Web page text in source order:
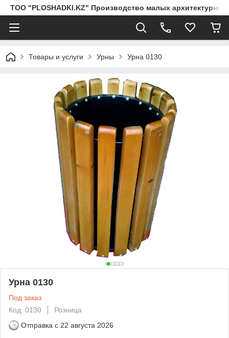
ТОО "PLOSHADKI.KZ" Производство малых
Товары и услуги Урны Урна 0130
Урна 0130
Под заказ
Код: 0130
Розница
Отправка с 22 августа 2026